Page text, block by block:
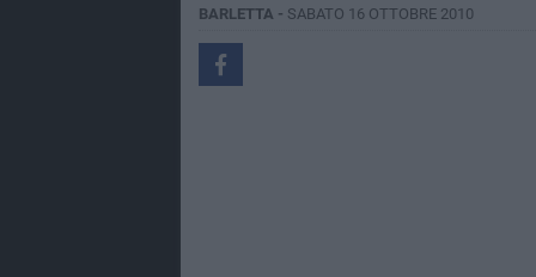
BARLETTA - SABATO 16 OTTOBRE 2010